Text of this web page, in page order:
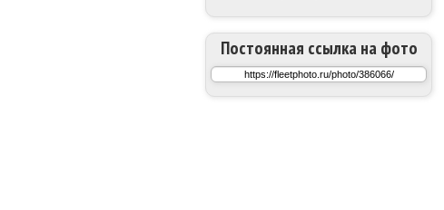
Постоянная ссылка на фото